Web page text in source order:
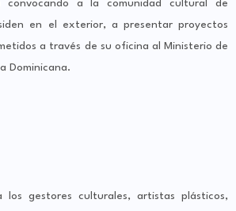
convocando a la comunidad cultural de
en el exterior, a presentar proyectos
a través de su oficina al Ministerio de
Dominicana.
los gestores culturales, artistas plásticos,